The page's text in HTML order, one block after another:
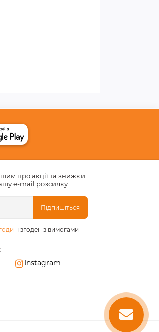
про акції та знижки
e-mail розсилку
Підпишіться
і згоден з вимогами
Instagram